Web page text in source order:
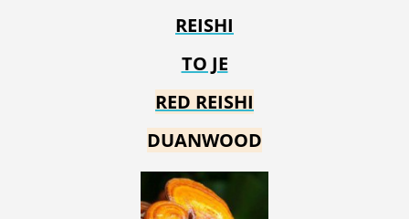
REISHI
TO JE
RED REISHI
DUANWOOD